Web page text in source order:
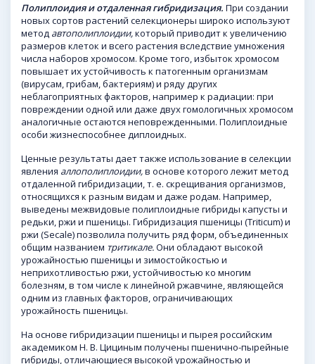
Полиплоидия и отдаленная гибридизация. При создании
новых сортов растений селекционеры широко используют
метод автополиплоидии,который приводит к увеличению
размеров клеток и всего растения вследствие умножения
числа наборов хромосом. Кроме того, избыток хромосом
повышает их устойчивость к патогенным организмам
(вирусам, грибам, бактериям) и ряду других
неблагоприятных факторов, например к радиации: при
повреждении одной или даже двух гомологичных хромосом
аналогичные остаются неповрежденными. Полиплоидные
особи жизнеспособнее диплоидных.
Ценные результаты дает также использование в селекции
явления аллополиплоидии,в основе которого лежит метод
отдаленной гибридизации, т. е. скрещивания организмов,
относящихся к разным видам и даже родам. Например,
выведены межвидовые полиплоидные гибриды капусты и
редьки, ржи и пшеницы. Гибридизация пшеницы (Triticum) и
ржи (Secale) позволила получить ряд форм, объединенных
общим названием тритикале.Они обладают высокой
урожайностью пшеницы и зимостойкостью и
неприхотливостью ржи, устойчивостью ко многим
болезням, в том числе к линейной ржавчине, являющейся
одним из главных факторов, ограничивающих
урожайность пшеницы.
На основе гибридизации пшеницы и пырея российским
академиком Н. В. Цициным получены пшенично-пырейные
гибриды, отличающиеся высокой урожайностью и